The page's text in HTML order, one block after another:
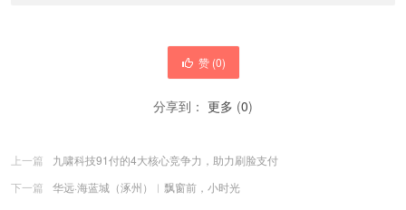
赞 (0)
分享到： 更多 (0)
上一篇
九啸科技91付的4大核心竞争力，助力刷脸支付
下一篇
华远·海蓝城（涿州）︱飘窗前，小时光